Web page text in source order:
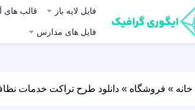
فایل لایه باز قالب های
فایل های مدارس
خانه » فروشگاه » دانلود طرح تراکت خدمات